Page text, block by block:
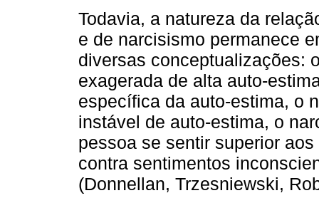
Todavia, a natureza da
e de narcisismo permanece
diversas conceptualizações:
exagerada de alta auto-
específica da auto-estima, o
instável de auto-estima, o
pessoa se sentir superior
contra sentimentos
(Donnellan, Trzesniewski,